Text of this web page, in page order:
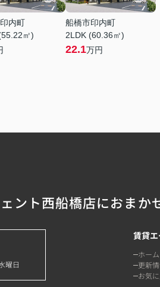
内町
㎡)
船橋市印内町
2LDK (60.36㎡)
22.1万円
ント西船橋店におまか
曜日
賃貸
ホーム
更新
お気